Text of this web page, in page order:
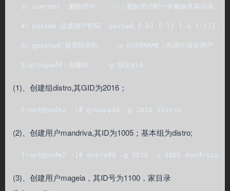
  3）userdel :删除用户    -r：删除用户时一并删除其家目录；
4）passwd:设置用户密码  passwd [-k] [-l] [-u [-f]]
5）gpasswd:设置组密码    -a USERNAME：向组中添加用户
  6)groupadd：创建组    -g:指定gid
(1)、创建组distro,其GID为2016；
  [root@node2 ~]# groupadd -g 2016 distro
(2)、创建用户mandriva,其ID为1005；基本组为distro;
  [root@node2 ~]# useradd -g 2016 -u 1005 mandriva
(3)、创建用户mageia，其ID号为1100，家目录